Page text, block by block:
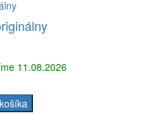
11.08.2026